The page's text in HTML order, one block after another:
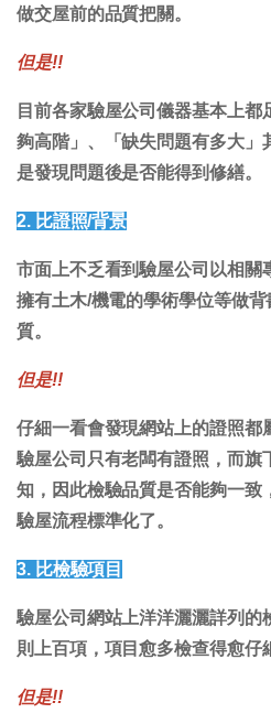
做交屋前的品質把關。
但是!!
目前各家驗屋公司儀器基本上
夠高階」、「缺失問題有多大」
是發現問題後是否能得到修繕。
2. 比證照/背景
市面上不乏看到驗屋公司以相關
擁有土木/機電的學術學位等做
質。
但是!!
仔細一看會發現網站上的證照都
驗屋公司只有老闆有證照，而旗
知，因此檢驗品質是否能夠一致
驗屋流程標準化了。
3. 比檢驗項目
驗屋公司網站上洋洋灑灑詳列的
則上百項，項目愈多檢查得愈仔
但是!!